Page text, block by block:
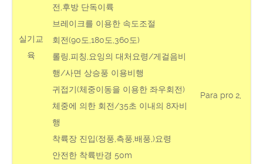
실기교
육
전,후방 단독이륙
브레이크를 이용한 속도조절
회전(90도,180도,360도)
롤링,피칭,요잉의 대처요령/게걸음비
행/사면 상승풍 이용비행
귀접기(체중이동을 이용한 좌우회전)
체중에 의한 회전/35초 이내의 8자비
행
착륙장 진입(정풍,측풍,배풍,)요령
안전한 착륙반경 50m
Para pro 2,